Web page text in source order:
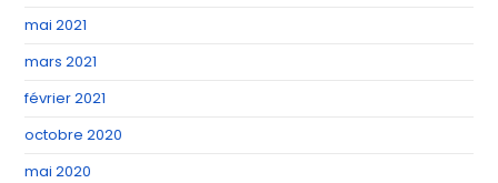
mai 2021
mars 2021
février 2021
octobre 2020
mai 2020